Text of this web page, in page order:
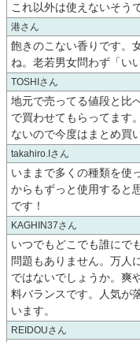
これ以外は使えないそう
港
飽きのこない香りです。
ね。老若男女問わず「い
TOSHI
地元で売ってる値段と比
で買わせてもらってます
ないので今度はまとめ買
takahiro.I
いままで多くの種類を使
からもずっと使用すると
です！
KAGHIN37
いつでもどこでも誰にで
問題もありません。万人
ではないでしょうか。爽
料バランスです。人気が
います。
REIDOU